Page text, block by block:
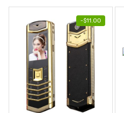
-$11.00